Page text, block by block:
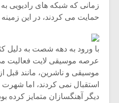
زمانی که شبکه های رادیویی
حمایت می کردند، در این
با ورود به دهه شصت به دلیل
عرصه موسیقی لایت فعالیت
موسیقی و ناشرین، مانند قبل
استقبال نمی کردند، اما شهرت
دیگر آهنگسازان متمایز کرده